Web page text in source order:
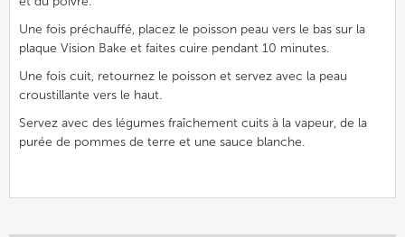
Une fois préchauffé, placez le poisson peau vers le bas sur la
plaque Vision Bake et faites cuire pendant 10 minutes.
Une fois cuit, retournez le poisson et servez avec la peau
croustillante vers le haut.
Servez avec des légumes fraîchement cuits à la vapeur, de la
purée de pommes de terre et une sauce blanche.